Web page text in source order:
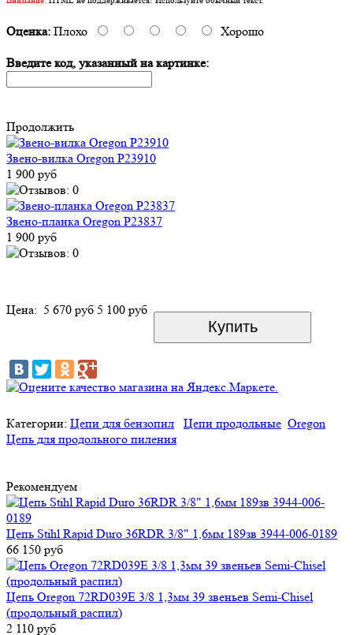
Оценка: Плохо Хорошо
Введите код, указанный на картинке:
Продолжить
Звено-вилка Oregon P23910
1 900 руб
Звено-планка Oregon P23837
1 900 руб
Цена: 5 670 руб 5 100 руб
Категории: Цепи для бензопил Цепи продольные Oregon
Цепь для продольного пиления
Рекомендуем
Цепь Stihl Rapid Duro 36RDR 3/8" 1,6мм 189зв 3944-006-0189
66 150 руб
Цепь Oregon 72RD039E 3/8 1,3мм 39 звеньев Semi-Chisel
(продольный распил)
2 110 руб